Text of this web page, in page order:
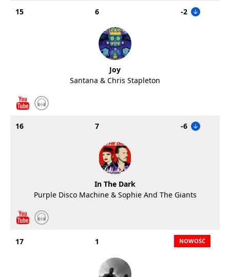
15 6 -2
Joy
Santana & Chris Stapleton
16 7 -6
In The Dark
Purple Disco Machine & Sophie And The Giants
17 1